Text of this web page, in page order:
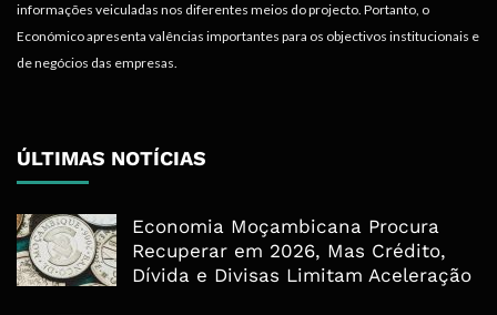
informações veiculadas nos diferentes meios do projecto. Portanto, o
Económico apresenta valências importantes para os objectivos institucionais e
de negócios das empresas.
ÚLTIMAS NOTÍCIAS
Economia Moçambicana Procura
Recuperar em 2026, Mas Crédito,
Dívida e Divisas Limitam Aceleração